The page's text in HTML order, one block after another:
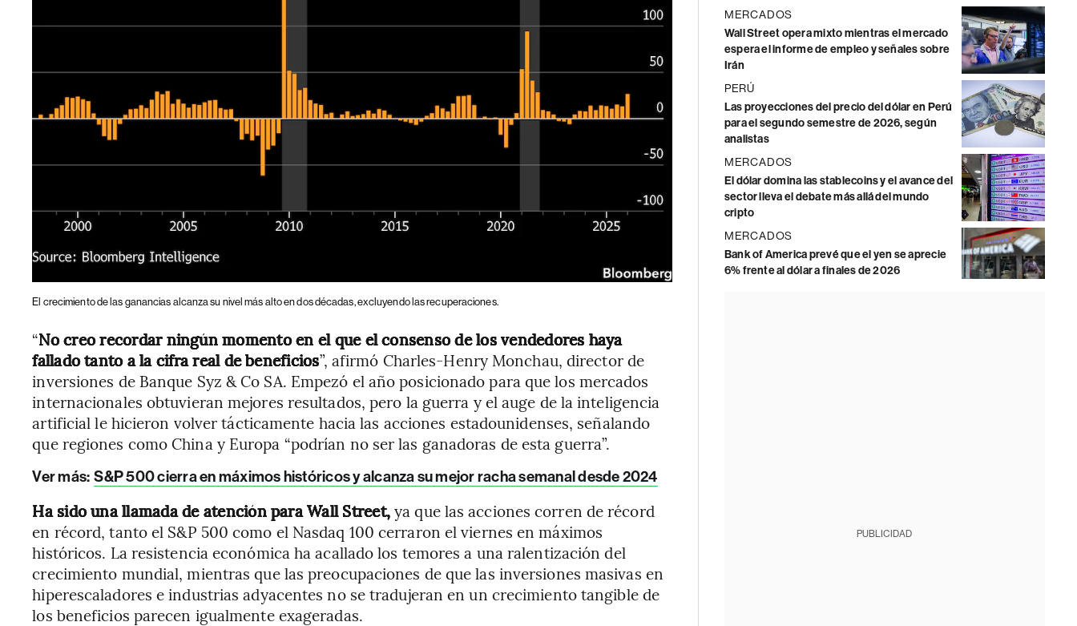
El crecimiento de las ganancias alcanza su nivel más alto en dos décadas, excluyendo las recuperaciones.
“No creo recordar ningún momento en el que el consenso de los vendedores haya
fallado tanto a la cifra real de beneficios”, afirmó Charles-Henry Monchau, director de
inversiones de Banque Syz & Co SA. Empezó el año posicionado para que los mercados
internacionales obtuvieran mejores resultados, pero la guerra y el auge de la inteligencia
artificial le hicieron volver tácticamente hacia las acciones estadounidenses, señalando
que regiones como China y Europa “podrían no ser las ganadoras de esta guerra”.
Ver más: S&P 500 cierra en máximos históricos y alcanza su mejor racha semanal desde 2024
Ha sido una llamada de atención para Wall Street,ya que las acciones corren de récord
en récord, tanto el S&P 500 como el Nasdaq 100 cerraron el viernes en máximos
históricos. La resistencia económica ha acallado los temores a una ralentización del
crecimiento mundial, mientras que las preocupaciones de que las inversiones masivas en
hiperescaladores e industrias adyacentes no se tradujeran en un crecimiento tangible de
los beneficios parecen igualmente exageradas.
MERCADOS
Wall Street opera mixto mientras el mercado
espera el informe de empleo y señales sobre
Irán
PERÚ
Las proyecciones del precio del dólar en Perú
para el segundo semestre de 2026, según
analistas
MERCADOS
El dólar domina las stablecoins y el avance del
sector lleva el debate más allá del mundo
cripto
MERCADOS
Bank of America prevé que el yen se aprecie
6% frente al dólar a finales de 2026
PUBLICIDAD